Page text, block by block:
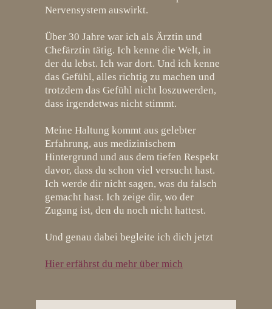
Nervensystem auswirkt.
Über 30 Jahre war ich als Ärztin und
Chefärztin tätig. Ich kenne die Welt, in
der du lebst. Ich war dort. Und ich kenne
das Gefühl, alles richtig zu machen und
trotzdem das Gefühl nicht loszuwerden,
dass irgendetwas nicht stimmt.
Meine Haltung kommt aus gelebter
Erfahrung, aus medizinischem
Hintergrund und aus dem tiefen Respekt
davor, dass du schon viel versucht hast.
Ich werde dir nicht sagen, was du falsch
gemacht hast. Ich zeige dir, wo der
Zugang ist, den du noch nicht hattest.
Und genau dabei begleite ich dich jetzt
Hier erfährst du mehr über mich